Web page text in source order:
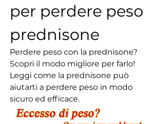
per perdere peso
prednisone
Perdere peso con la prednisone?
Scopri il modo migliore per farlo!
Leggi come la prednisone può
aiutarti a perdere peso in modo
sicuro ed efficace.